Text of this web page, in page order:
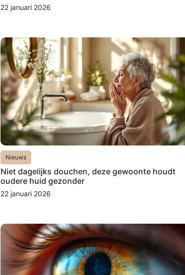
22 januari 2026
Nieuws
Niet dagelijks douchen, deze gewoonte houdt
oudere huid gezonder
22 januari 2026